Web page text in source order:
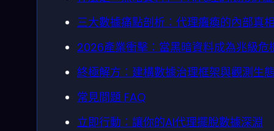
三大數據痛點剖析：代理癱瘓的內部真
2026產業衝擊：當黑暗資料成為兆級危
終極解方：建構數據治理框架與觀測生
常見問題 FAQ
立即行動：讓你的AI代理擺脫數據深淵